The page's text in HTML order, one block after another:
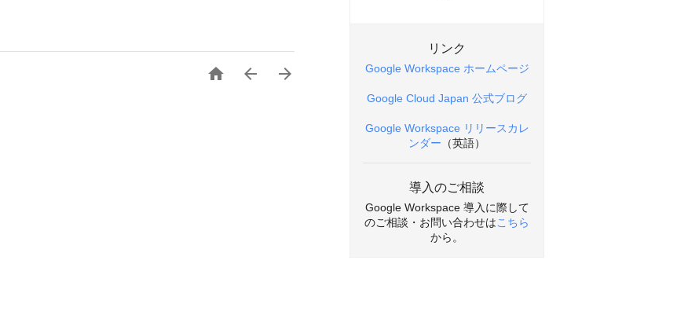
  
リンク
Google Workspace ホームページ
Google Cloud Japan 公式ブログ
Google Workspace リリースカレ
ンダー （英語）
導入のご相談
Google Workspace 導入に際して
のご相談・お問い合わせはこちら
から。